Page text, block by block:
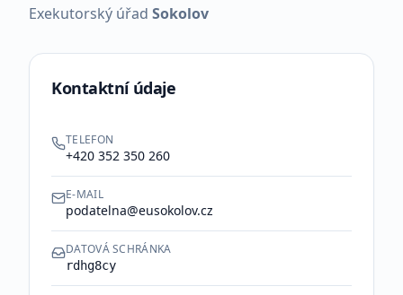
Exekutorský úřad Sokolov
Kontaktní údaje
TELEFON
+420 352 350 260
E-MAIL
podatelna@eusokolov.cz
DATOVÁ SCHRÁNKA
rdhg8cy